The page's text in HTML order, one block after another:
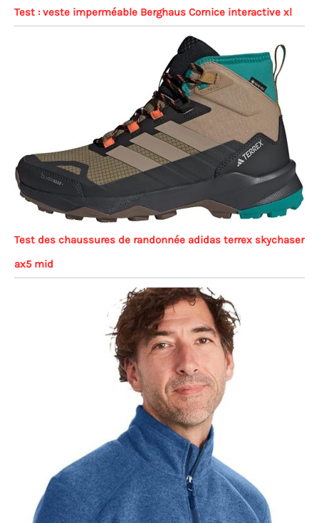
Test : veste imperméable Berghaus Cornice interactive xl
Test des chaussures de randonnée adidas terrex skychaser
ax5 mid